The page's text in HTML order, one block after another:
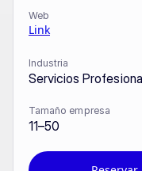
Web
Link
Industria
Servicios
Tamaño empresa
11–50